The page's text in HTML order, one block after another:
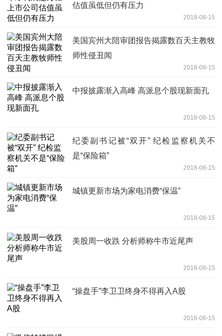
估值虽低但仍有压力
2018-08-15
美国宾州大陪审团报告揭露数百天主教牧
师性侵丑闻
2018-08-15
中报披露渐入高峰 高派息个股现新面孔
2018-08-15
纪委副书记被“双开” 纪检监察机关不
是“保险箱”
2018-08-15
城镇更新市场为家电消费“保温”
2018-08-15
美股周一收跌 分析师称牛市近尾声
2018-08-15
“操盘手”李卫卫终身不得再入A股
2018-08-15